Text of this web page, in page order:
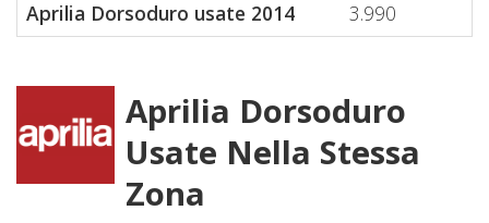
Aprilia Dorsoduro usate 2014
3.990
Aprilia Dorsoduro
Usate Nella Stessa
Zona